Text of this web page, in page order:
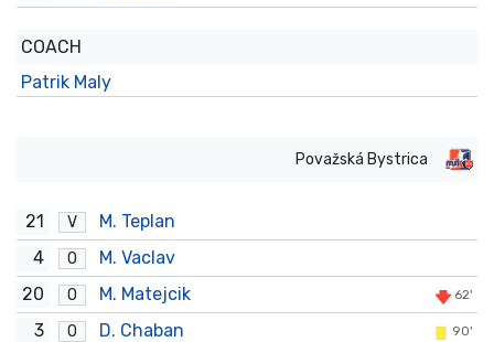
COACH
Patrik Maly
Považská Bystrica
21 V
M. Teplan
4
O
M. Vaclav
20
O M. Matejcik 62'
3 O D. Chaban 90'